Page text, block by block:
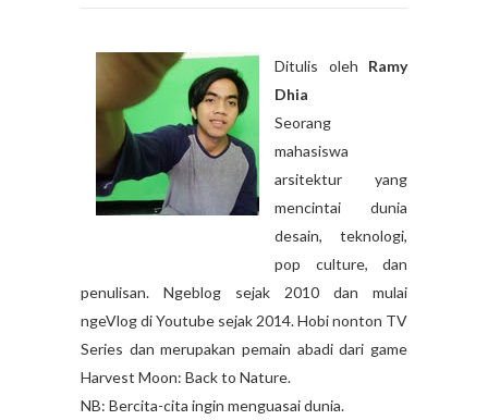
Ditulis oleh Ramy
Dhia
Seorang
mahasiswa
arsitektur yang
mencintai dunia
desain, teknologi,
pop culture, dan
penulisan. Ngeblog sejak 2010 dan mulai
ngeVlog di Youtube sejak 2014. Hobi nonton TV
Series dan merupakan pemain abadi dari game
Harvest Moon: Back to Nature.
NB: Bercita-cita ingin menguasai dunia.